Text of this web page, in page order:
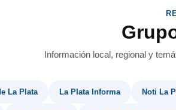
Información local, regional y
La Plata La Plata Informa Noti La